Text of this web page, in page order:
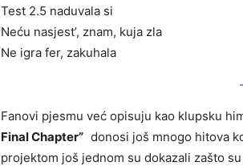
Test 2.5 naduvala si
Neću nasjest’, znam, kuja zla
Ne igra fer, zakuhala
Fanovi pjesmu već opisuju kao klupsku
Final Chapter” donosi još mnogo hitova
projektom još jednom su dokazali zašto